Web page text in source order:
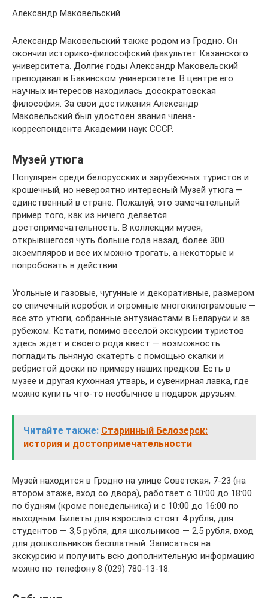
Александр Маковельский
Александр Маковельский также родом из Гродно. Он
окончил историко-философский факультет Казанского
университета. Долгие годы Александр Маковельский
преподавал в Бакинском университете. В центре его
научных интересов находилась досократовская
философия. За свои достижения Александр
Маковельский был удостоен звания члена-
корреспондента Академии наук СССР.
Музей утюга
Популярен среди белорусских и зарубежных туристов и
крошечный, но невероятно интересный Музей утюга —
единственный в стране. Пожалуй, это замечательный
пример того, как из ничего делается
достопримечательность. В коллекции музея,
открывшегося чуть больше года назад, более 300
экземпляров и все их можно трогать, а некоторые и
попробовать в действии.
Угольные и газовые, чугунные и декоративные, размером
со спичечный коробок и огромные многокилограмовые —
все это утюги, собранные энтузиастами в Беларуси и за
рубежом. Кстати, помимо веселой экскурсии туристов
здесь ждет и своего рода квест — возможность
погладить льняную скатерть с помощью скалки и
ребристой доски по примеру наших предков. Есть в
музее и другая кухонная утварь, и сувенирная лавка, где
можно купить что-то необычное в подарок друзьям.
Читайте также: Старинный Белозерск:
история и достопримечательности
Музей находится в Гродно на улице Советская, 7-23 (на
втором этаже, вход со двора), работает с 10:00 до 18:00
по будням (кроме понедельника) и с 10:00 до 16:00 по
выходным. Билеты для взрослых стоят 4 рубля, для
студентов — 3,5 рубля, для школьников — 2,5 рубля, вход
для дошкольников бесплатный. Записаться на
экскурсию и получить всю дополнительную информацию
можно по телефону 8 (029) 780-13-18.